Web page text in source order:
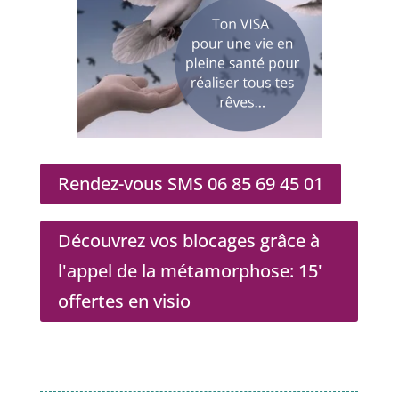
Rendez-vous SMS 06 85 69 45 01
Découvrez vos blocages grâce à
l'appel de la métamorphose: 15'
offertes en visio